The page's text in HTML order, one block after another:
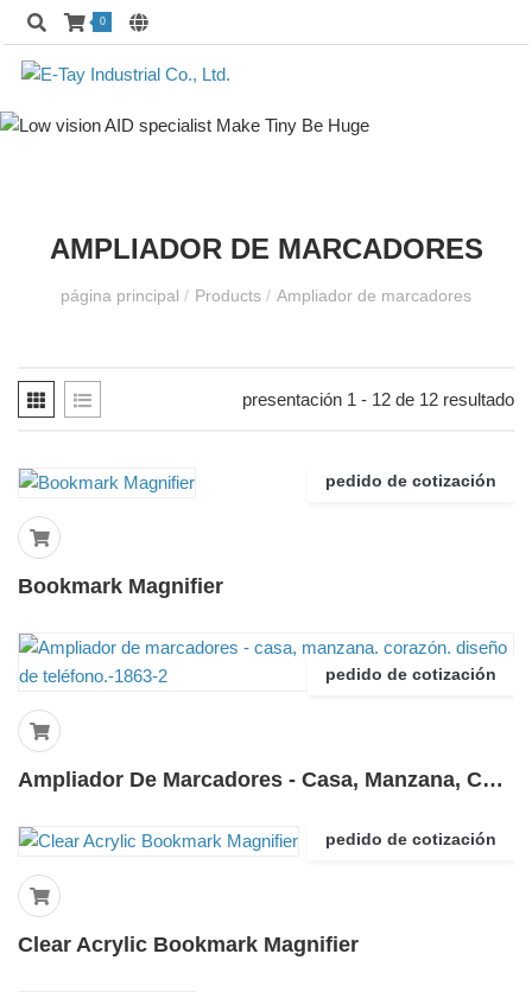
0
AMPLIADOR DE MARCADORES
página principal/ Products / Ampliador de marcadores
presentación 1 - 12 de 12 resultado
pedido de cotización
Bookmark Magnifier
pedido de cotización
Ampliador De Marcadores - Casa, Manzana, Corazón, Diseño De Teléfono.-1863-2
pedido de cotización
Clear Acrylic Bookmark Magnifier